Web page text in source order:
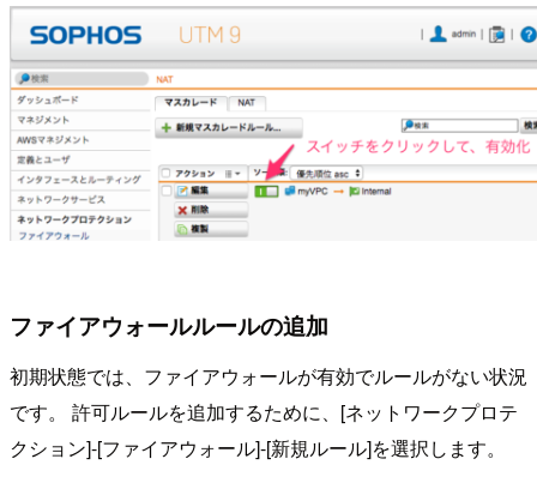
ファイアウォールルールの追加
初期状態では、ファイアウォールが有効でルールがない状況
です。 許可ルールを追加するために、[ネットワークプロテ
クション]-[ファイアウォール]-[新規ルール]を選択します。